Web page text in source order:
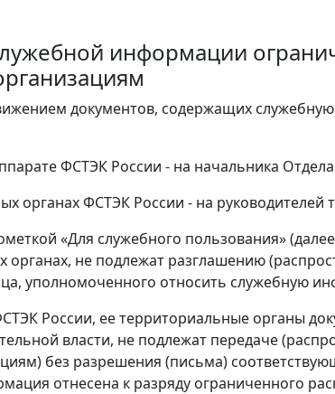
информации
документов, содержащих
ФСТЭК России - на начальника
органах ФСТЭК России - на руководителей
«Для служебного пользования»
органах, не подлежат разглашению
уполномоченного относить служебную
России, ее территориальные органы
власти, не подлежат передаче
без разрешения (письма)
отнесена к разряду ограниченного